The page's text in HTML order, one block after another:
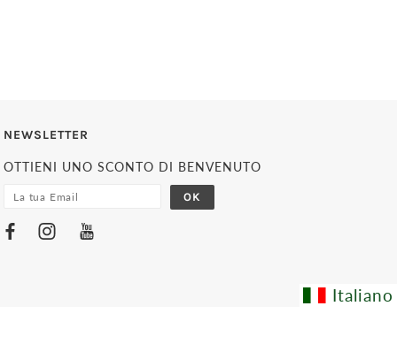
NEWSLETTER
OTTIENI UNO SCONTO DI BENVENUTO
Italiano